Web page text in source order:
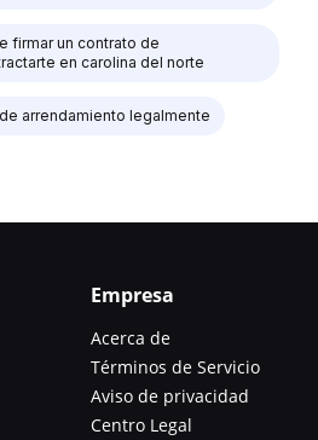
firmar un contrato de
en carolina del norte
arrendamiento legalmente
Empresa
Acerca de
Términos de Servicio
Aviso de privacidad
Centro Legal